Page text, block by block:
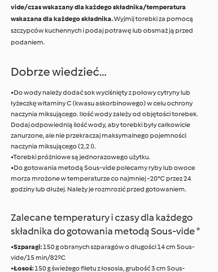
vide/czas wskazany dla każdego składnika/temperatura
wskazana dla każdego składnika.Wyjmij torebki za pomocą
szczypców kuchennych i podaj potrawę lub obsmaż ją przed
podaniem.
Dobrze wiedzieć...
•Do wody należy dodać sok wyciśnięty z połowy cytryny lub
łyżeczkę witaminy C (kwasu askorbinowego) w celu ochrony
naczynia miksującego. Ilość wody zależy od objętości torebek.
Dodaj odpowiednią ilość wody, aby torebki były całkowicie
zanurzone, ale nie przekraczaj maksymalnego pojemności
naczynia miksującego (2,2 l).
•Torebki próżniowe są jednorazowego użytku.
•Do gotowania metodą Sous-vide polecamy ryby lub owoce
morza mrożone w temperaturze co najmniej -20°C przez 24
godziny lub dłużej. Należy je rozmrozić przed gotowaniem.
Zalecane temperatury i czasy dla każdego
składnika do gotowania metodą Sous-vide *
•Szparagi:150 g obranych szparagów o długości 14 cm Sous-
vide/15 min/82ºC
•Łosoś:150 g świeżego filetu z łososia, grubość 3 cm Sous-